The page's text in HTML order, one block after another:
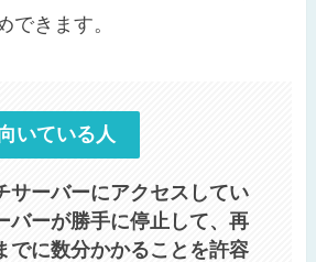
できます。
いている人
サーバーにアクセスしてい
バーが勝手に停止して、再
でに数分かかることを許容